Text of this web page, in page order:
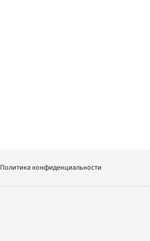
Политика конфиденциальности